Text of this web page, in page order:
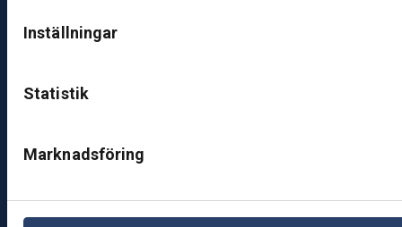
Inställningar
Statistik
Marknadsföring
s
m
ti
rn